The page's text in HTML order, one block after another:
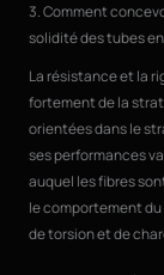
3. Comment
solidité des tubes
La résistance et la
fortement de la
orientées dans le
ses performances
auquel les fibres
le comportement
de torsion et de